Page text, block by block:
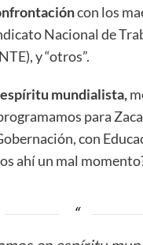
con los
Nacional de
y “otros”.
espíritu mundialista,
para
con
ahí un mal